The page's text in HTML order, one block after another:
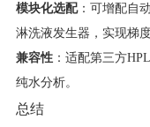
模块化选配：可增配自
淋洗液发生器，实现梯度
兼容性：适配第三方
纯水分析。
总结